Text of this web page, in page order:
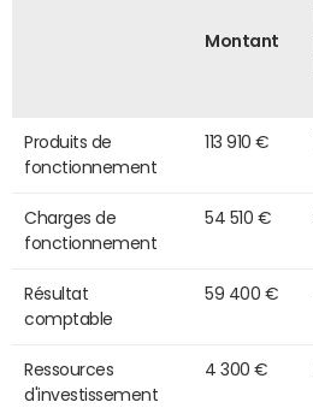
Montant
Produits de
fonctionnement
113 910 €
Charges de
fonctionnement
54 510 €
Résultat
comptable
59 400 €
Ressources
d'investissement
4 300 €